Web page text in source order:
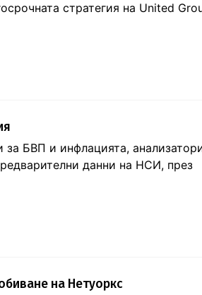
стратегия на United
БВП и инфлацията,
данни на НСИ, през
на Нетуоркс